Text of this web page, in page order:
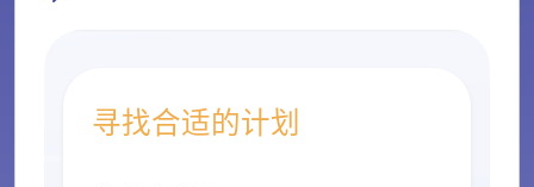
寻找合适的计划